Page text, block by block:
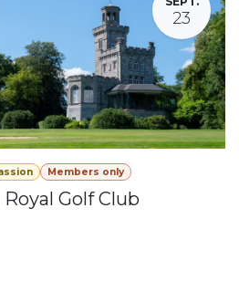
23
Members only
Golf Club